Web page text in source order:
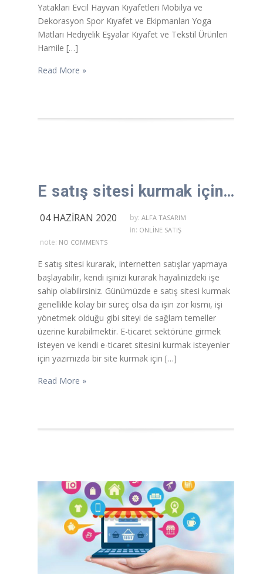
Yatakları Evcil Hayvan Kıyafetleri Mobilya ve
Dekorasyon Spor Kıyafet ve Ekipmanları Yoga
Matları Hediyelik Eşyalar Kıyafet ve Tekstil Ürünleri
Hamile […]
Read More »
E satış sitesi kurmak için neler gerekli?
04 HAZIRAN 2020 by: ALFA TASARIM
in: ONLINE SATIŞ
note: NO COMMENTS
E satış sitesi kurarak, internetten satışlar yapmaya
başlayabilir, kendi işinizi kurarak hayalinizdeki işe
sahip olabilirsiniz. Günümüzde e satış sitesi kurmak
genellikle kolay bir süreç olsa da işin zor kısmı, işi
yönetmek olduğu gibi siteyi de sağlam temeller
üzerine kurabilmektir. E-ticaret sektörüne girmek
isteyen ve kendi e-ticaret sitesini kurmak isteyenler
için yazımızda bir site kurmak için […]
Read More »